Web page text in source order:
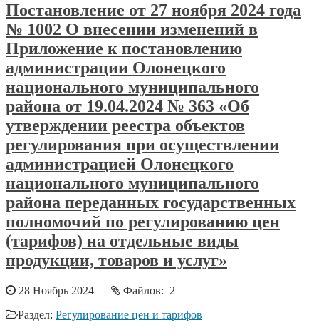
Постановление от 27 ноября 2024 года
№ 1002 О внесении изменений в
Приложение к постановлению
администрации Олонецкого
национального муниципального
района от 19.04.2024 № 363 «Об
утверждении реестра объектов
регулирования при осуществлении
администрацией Олонецкого
национального муниципального
района переданных государственных
полномочий по регулированию цен
(тарифов) на отдельные виды
продукции, товаров и услуг»
28 Ноябрь 2024
Файлов: 2
Раздел: Регулирование цен и тарифов